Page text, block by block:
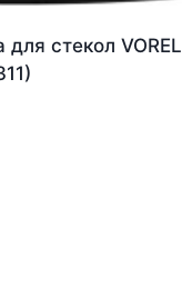
стекол VOREL